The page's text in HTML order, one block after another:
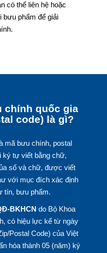
có thể liên hệ hoặc
phẩm để giải
chính quốc gia
code) là gì?
mã bưu chính, postal
ký tự viết bằng chữ,
số và chữ, được viết
với mục đích xác định
tín, bưu phẩm.
BKHCN do Bộ Khoa
có hiệu lực kể từ ngày
Postal Code) của Việt
hóa thành 05 (năm) ký